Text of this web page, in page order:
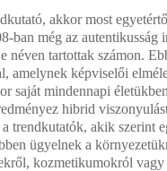
akkor most
ban még az
néven tartottak számon.
amelynek képviselői
saját mindennapi
hibrid
trendkutatók, akik szerint
ügyelnek a
kozmetikumokról